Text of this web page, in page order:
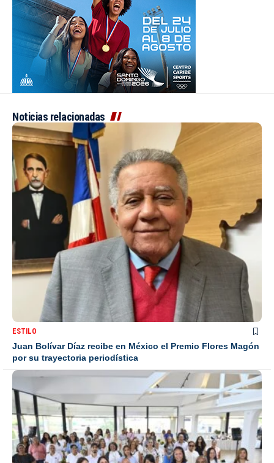
Noticias relacionadas
ESTILO
Juan Bolívar Díaz recibe en México el Premio Flores Magón
por su trayectoria periodística